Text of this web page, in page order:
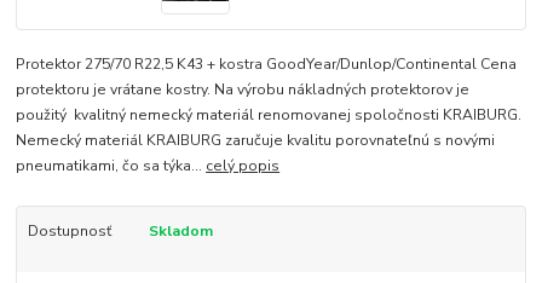
Protektor 275/70 R22,5 K43 + kostra GoodYear/Dunlop/Continental Cena
protektoru je vrátane kostry. Na výrobu nákladných protektorov je
použitý kvalitný nemecký materiál renomovanej spoločnosti KRAIBURG.
Nemecký materiál KRAIBURG zaručuje kvalitu porovnateľnú s novými
pneumatikami, čo sa týka... celý popis
Dostupnosť Skladom